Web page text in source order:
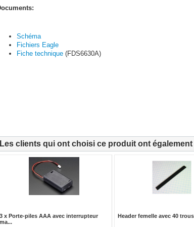
Schéma
Fichiers Eagle
Fiche technique (FDS6630A)
Les clients qui ont choisi ce produit ont également
3 x Porte-piles AAA avec interrupteur
ma...
Header femelle avec 40 trous